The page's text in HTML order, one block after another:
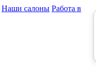
Наши салоны Работа в